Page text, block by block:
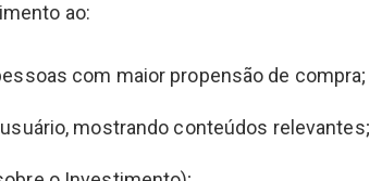
ao:
com maior propensão de compra;
mostrando conteúdos relevantes;